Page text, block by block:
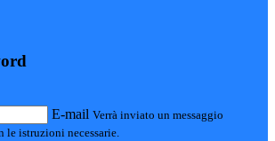
E-mail Verrà inviato un messaggio
istruzioni necessarie.